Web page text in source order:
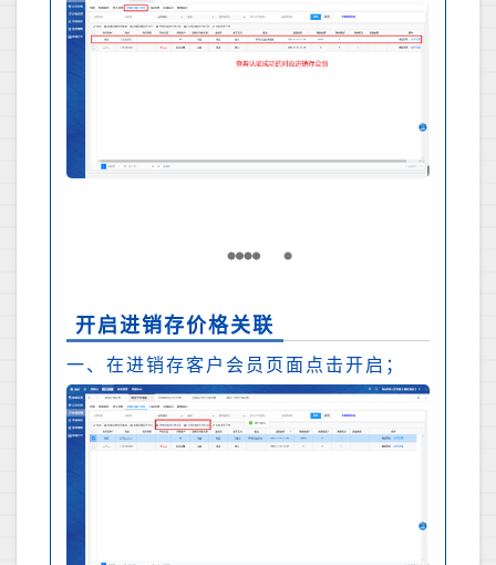
开启进销存价格关联
一、在进销存客户会员页面点击开启；